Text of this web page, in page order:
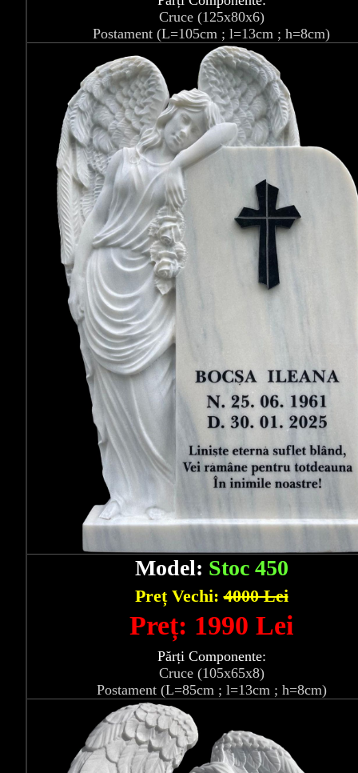
Cruce (125x80x6)
Postament (L=105cm ; l=13cm ; h=8cm)
Model: Stoc 450
Preț Vechi:4000 Lei
Preț: 1990 Lei
Părți Componente:
Cruce (105x65x8)
Postament (L=85cm ; l=13cm ; h=8cm)